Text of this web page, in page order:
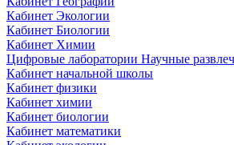
Кабинет Экологии
Кабинет Биологии
Кабинет Химии
Цифровые лаборатории Научные
Кабинет начальной школы
Кабинет физики
Кабинет химии
Кабинет биологии
Кабинет математики